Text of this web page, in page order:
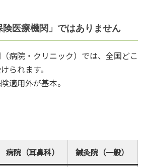
医療機関」ではありません
病院・クリニック）では、全国どこ
られます。
適用外が基本。
病院（耳鼻科） 鍼灸院（一般）